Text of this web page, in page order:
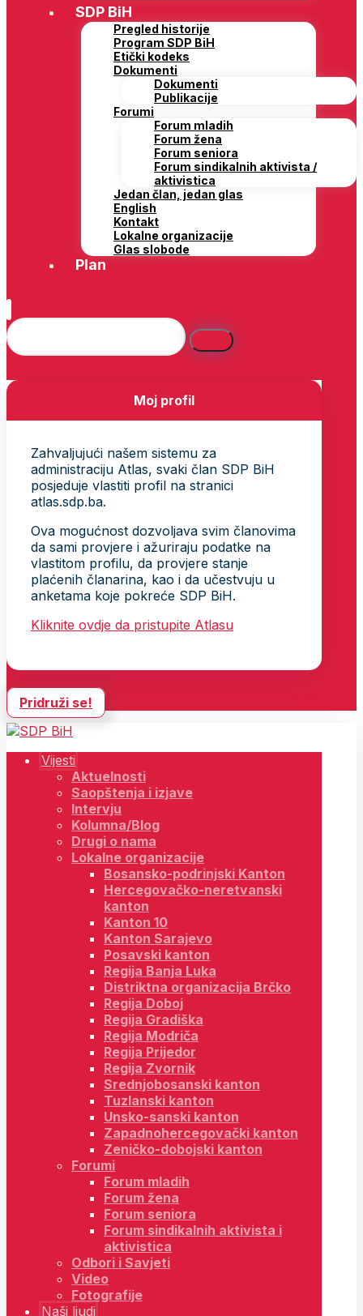
SDP BiH
Pregled historije
Program SDP BiH
Etički kodeks
Dokumenti
Dokumenti
Publikacije
Forumi
Forum mladih
Forum žena
Forum seniora
Forum sindikalnih aktivista /
aktivistica
Jedan član, jedan glas
English
Kontakt
Lokalne organizacije
Glas slobode
Plan
Moj profil
Zahvaljujući našem sistemu za
administraciju Atlas, svaki član SDP BiH
posjeduje vlastiti profil na stranici
atlas.sdp.ba.
Ova mogućnost dozvoljava svim članovima
da sami provjere i ažuriraju podatke na
vlastitom profilu, da provjere stanje
plaćenih članarina, kao i da učestvuju u
anketama koje pokreće SDP BiH.
Kliknite ovdje da pristupite Atlasu
Pridruži se!
Vijesti
Aktuelnosti
Saopštenja i izjave
Intervju
Kolumna/Blog
Drugi o nama
Lokalne organizacije
Bosansko-podrinjski Kanton
Hercegovačko-neretvanski
kanton
Kanton 10
Kanton Sarajevo
Posavski kanton
Regija Banja Luka
Distriktna organizacija Brčko
Regija Doboj
Regija Gradiška
Regija Modriča
Regija Prijedor
Regija Zvornik
Srednjobosanski kanton
Tuzlanski kanton
Unsko-sanski kanton
Zapadnohercegovački kanton
Zeničko-dobojski kanton
Forumi
Forum mladih
Forum žena
Forum seniora
Forum sindikalnih aktivista i
aktivistica
Odbori i Savjeti
Video
Fotografije
Naši ljudi